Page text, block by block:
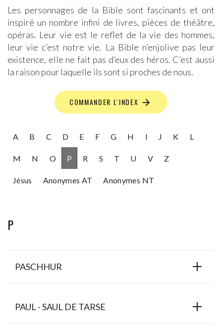
Les personnages de la Bible sont fascinants et ont
inspiré un nombre infini de livres, pièces de théâtre,
opéras. Leur vie est le reflet de la vie des hommes,
leur vie c’est notre vie. La Bible n’enjolive pas leur
existence, elle ne fait pas d’eux des héros. C’est aussi
la raison pour laquelle ils sont si proches de nous.
COMMANDER L'INDEX
A B C D E F G H I J K L
M N O P R S T U V Z
Jésus Anonymes AT Anonymes NT
P
PASCHHUR
PAUL - SAUL DE TARSE